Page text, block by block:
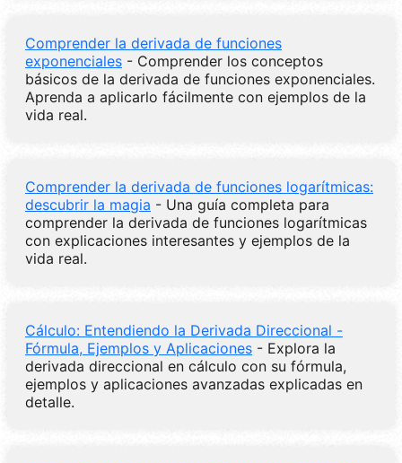
Comprender la derivada de funciones
exponenciales - Comprender los conceptos
básicos de la derivada de funciones exponenciales.
Aprenda a aplicarlo fácilmente con ejemplos de la
vida real.
Comprender la derivada de funciones logarítmicas:
descubrir la magia - Una guía completa para
comprender la derivada de funciones logarítmicas
con explicaciones interesantes y ejemplos de la
vida real.
Cálculo: Entendiendo la Derivada Direccional -
Fórmula, Ejemplos y Aplicaciones - Explora la
derivada direccional en cálculo con su fórmula,
ejemplos y aplicaciones avanzadas explicadas en
detalle.